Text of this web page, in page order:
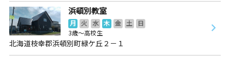
浜頓別教室
月 火 水 木 金 土
日
3歳～高校生
北海道枝幸郡浜頓別町緑ケ丘２－１